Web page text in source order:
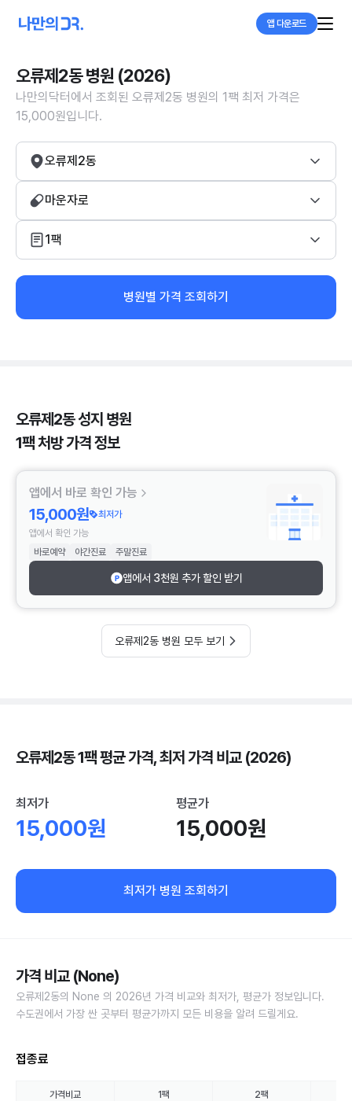
앱 다운로드
오류제2동 병원 (2026)
나만의닥터에서 조회된 오류제2동 병원의 1팩 최저 가격은
15,000원입니다.
오류제2동
마운자로
1팩
병원별 가격 조회하기
오류제2동 성지 병원
1팩 처방 가격 정보
앱에서 바로 확인 가능
15,000원
최저가
앱에서 확인 가능
바로예약
야간진료 주말진료
앱에서 3천원 추가 할인 받기
오류제2동 병원 모두 보기
오류제2동 1팩 평균 가격, 최저 가격 비교 (2026)
최저가
15,000원
평균가
15,000원
최저가 병원 조회하기
가격 비교 (None)
오류제2동의 None 의 2026년 가격 비교와 최저가, 평균가 정보입니다.
수도권에서 가장 싼 곳부터 평균가까지 모든 비용을 알려 드릴게요.
접종료
가격비교 1팩 2팩